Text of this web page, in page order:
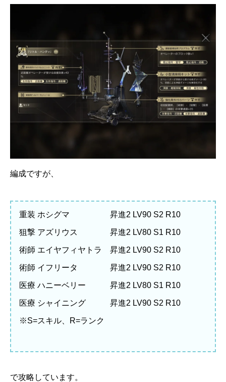
編成ですが、
重装 ホシグマ 昇進2 LV90 S2 R10
狙撃 アズリウス 昇進2 LV80 S1 R10
術師 エイヤフィヤトラ 昇進2 LV90 S2 R10
術師 イフリータ 昇進2 LV90 S2 R10
医療 ハニーベリー 昇進2 LV80 S1 R10
医療 シャイニング 昇進2 LV90 S2 R10
※S=スキル、R=ランク
で攻略しています。